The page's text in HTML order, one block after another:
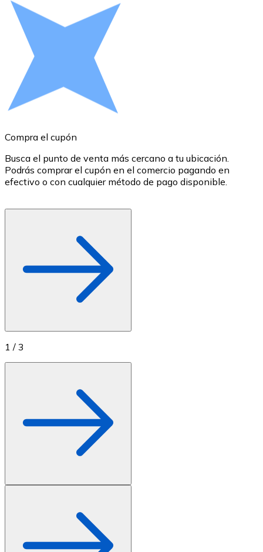
Añade fondos a tu cuenta Bitnovo o realiza compras
Comprar con Transferencia
Tarjeta de crédito / débito
Utiliza tarjetas Visa y Mastercard para comprar
Comprar con tarjeta
Nuevo
Compra tarjetas regalo de tus marcas favoritas con
Ir a la tienda de tarjetas regalo
Compra el cupón
Busca el punto de venta más cercano a tu ubicación.
Podrás comprar el cupón en el comercio pagando en
efectivo o con cualquier método de pago disponible.
1 / 3